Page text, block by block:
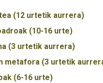
(12 urtetik aurrera)
(10-16 urte)
(3 urtetik aurrera)
metafora (3 urtetik
(6-16 urte)